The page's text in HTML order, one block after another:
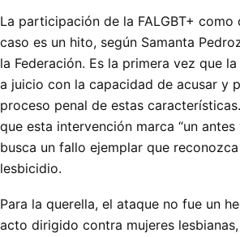
La participación de la FALGBT+ como
caso es un hito, según Samanta
la Federación. Es la primera vez que
a juicio con la capacidad de acusar y
proceso penal de estas
que esta intervención marca “un antes
busca un fallo ejemplar que
lesbicidio.
Para la querella, el ataque no fue un
acto dirigido contra mujeres